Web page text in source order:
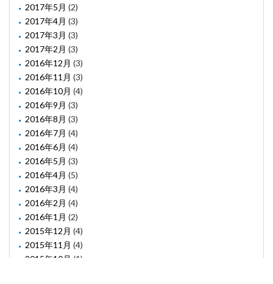
2017年5月 (2)
2017年4月 (3)
2017年3月 (3)
2017年2月 (3)
2016年12月 (3)
2016年11月 (3)
2016年10月 (4)
2016年9月 (3)
2016年8月 (3)
2016年7月 (4)
2016年6月 (4)
2016年5月 (3)
2016年4月 (5)
2016年3月 (4)
2016年2月 (4)
2016年1月 (2)
2015年12月 (4)
2015年11月 (4)
2015年10月 (1)